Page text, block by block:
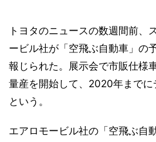
トヨタのニュースの数週間前、
ービル社が「空飛ぶ自動車」の
報じられた。展示会で市販仕様
量産を開始して、2020年までに
という。
エアロモービル社の「空飛ぶ自